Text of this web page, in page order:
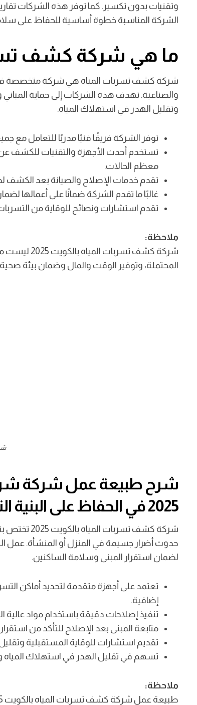
وتقنيات بدون تكسير. كما توفر هذه الشركات
الشركة المناسبة خطوة أساسية للحفاظ على
ما هي شركة كشف تسربات
شركة كشف تسربات المياه هي شركة متخصصة في
والصناعية. تهدف هذه الشركات إلى حماية
وتقليل الهدر في استهلاك المياه.
توفر الشركة فريقًا فنيًا مدربًا للتعامل مع
تستخدم أحدث الأجهزة والتقنيات للكشف عن
معظم الحالات.
تقدم خدمات الإصلاح والصيانة بعد
غالبًا ما تقدم الشركة ضمانًا على أعمالها
تقدم استشارات ونصائح للوقاية من
ملاحظة:
شركة كشف
المحتملة، وتوفير الوقت والمال وضمان بيئة
شرح طبيعة عمل شركة
2025 في الحفاظ على البنية التحتية للمنزل أو المنشأة.
شركة كشف
حدوث أضرار جسيمة في المنزل أو المنشأة. عمل
لضمان استقرار المبنى وسلامة الساكنين.
تعتمد على أجهزة متقدمة لتحديد أماكن
إضافية.
تنفيذ إصلاحات دقيقة باستخدام مواد
متابعة المبنى بعد الإصلاح للتأكد من
تقديم استشارات للوقاية المستقبلية
تسهم في تقليل الهدر في استهلاك المياه
ملاحظة: